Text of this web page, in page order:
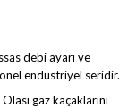
debi ayarı ve
endüstriyel seridir.
Olası gaz kaçaklarını